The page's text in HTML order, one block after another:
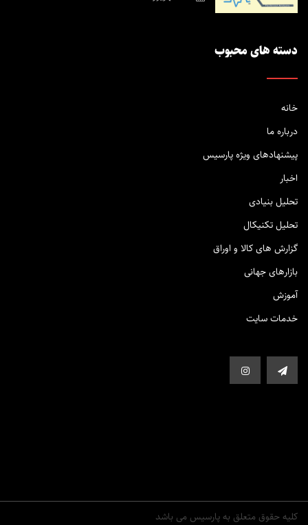
دسته های محبوب
خانه
درباره ما
پیشنهادهای ویژه پارسیس
اخبار
تحلیل بنیادی
تحلیل تکنیکال
گزارش های کالا و اوراق
بازارهای جهانی
آموزش
خدمات سایت
کلیه حقوق متعلق به پارسیس می باشد